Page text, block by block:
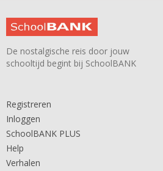
De nostalgische reis door jouw
schooltijd begint bij SchoolBANK
Registreren
Inloggen
SchoolBANK PLUS
Help
Verhalen